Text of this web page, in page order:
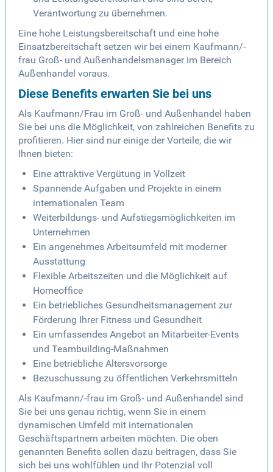
Verantwortung zu übernehmen.
Eine hohe Leistungsbereitschaft und eine hohe
Einsatzbereitschaft setzen wir bei einem Kaufmann/-
frau Groß- und Außenhandelsmanager im Bereich
Außenhandel voraus.
Diese Benefits erwarten Sie bei uns
Als Kaufmann/Frau im Groß- und Außenhandel haben
Sie bei uns die Möglichkeit, von zahlreichen Benefits zu
profitieren. Hier sind nur einige der Vorteile, die wir
Ihnen bieten:
Eine attraktive Vergütung in Vollzeit
Spannende Aufgaben und Projekte in einem
internationalen Team
Weiterbildungs- und Aufstiegsmöglichkeiten im
Unternehmen
Ein angenehmes Arbeitsumfeld mit moderner
Ausstattung
Flexible Arbeitszeiten und die Möglichkeit auf
Homeoffice
Ein betriebliches Gesundheitsmanagement zur
Förderung Ihrer Fitness und Gesundheit
Ein umfassendes Angebot an Mitarbeiter-Events
und Teambuilding-Maßnahmen
Eine betriebliche Altersvorsorge
Bezuschussung zu öffentlichen Verkehrsmitteln
Als Kaufmann/-frau im Groß- und Außenhandel sind
Sie bei uns genau richtig, wenn Sie in einem
dynamischen Umfeld mit internationalen
Geschäftspartnern arbeiten möchten. Die oben
genannten Benefits sollen dazu beitragen, dass Sie
sich bei uns wohlfühlen und Ihr Potenzial voll